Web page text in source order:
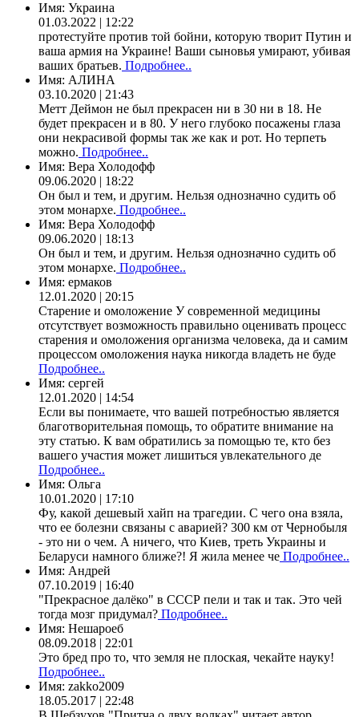
Имя: Украина
01.03.2022 | 12:22
протестуйте против той бойни, которую творит Путин и
ваша армия на Украине! Ваши сыновья умирают, убивая
ваших братьев. Подробнее..
Имя: АЛИНА
03.10.2020 | 21:43
Метт Деймон не был прекрасен ни в 30 ни в 18. Не
будет прекрасен и в 80. У него глубоко посажены глаза
они некрасивой формы так же как и рот. Но терпеть
можно. Подробнее..
Имя: Вера Холодофф
09.06.2020 | 18:22
Он был и тем, и другим. Нельзя однозначно судить об
этом монархе. Подробнее..
Имя: Вера Холодофф
09.06.2020 | 18:13
Он был и тем, и другим. Нельзя однозначно судить об
этом монархе. Подробнее..
Имя: ермаков
12.01.2020 | 20:15
Старение и омоложение У современной медицины
отсутствует возможность правильно оценивать процесс
старения и омоложения организма человека, да и самим
процессом омоложения наука никогда владеть не буде
Подробнее..
Имя: сергей
12.01.2020 | 14:54
Если вы понимаете, что вашей потребностью является
благотворительная помощь, то обратите внимание на
эту статью. К вам обратились за помощью те, кто без
вашего участия может лишиться увлекательного де
Подробнее..
Имя: Ольга
10.01.2020 | 17:10
Фу, какой дешевый хайп на трагедии. С чего она взяла,
что ее болезни связаны с аварией? 300 км от Чернобыля
- это ни о чем. А ничего, что Киев, треть Украины и
Беларуси намного ближе?! Я жила менее че Подробнее..
Имя: Андрей
07.10.2019 | 16:40
"Прекрасное далёко" в СССР пели и так и так. Это чей
тогда мозг придумал? Подробнее..
Имя: Нешароеб
08.09.2018 | 22:01
Это бред про то, что земля не плоская, чекайте науку!
Подробнее..
Имя: zakko2009
18.05.2017 | 22:48